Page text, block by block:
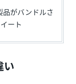
品がバンドルさ
ート
い